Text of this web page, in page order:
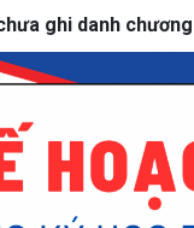
ghi danh